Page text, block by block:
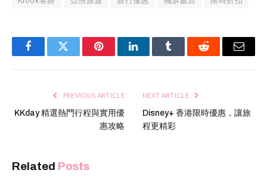
FacebookTwitter PinterestLinkedInTumblr Reddit Email
PREVIOUS ARTICLE
KKday 精選熱門行程與實用優
惠攻略
NEXT ARTICLE
Disney+ 香港限時優惠，讓旅
程更精彩
Related Posts